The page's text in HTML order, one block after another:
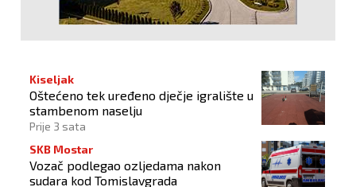
Kiseljak
Oštećeno tek uređeno dječje igralište u
stambenom naselju
Prije 3 sata
SKB Mostar
Vozač podlegao ozljedama nakon
sudara kod Tomislavgrada